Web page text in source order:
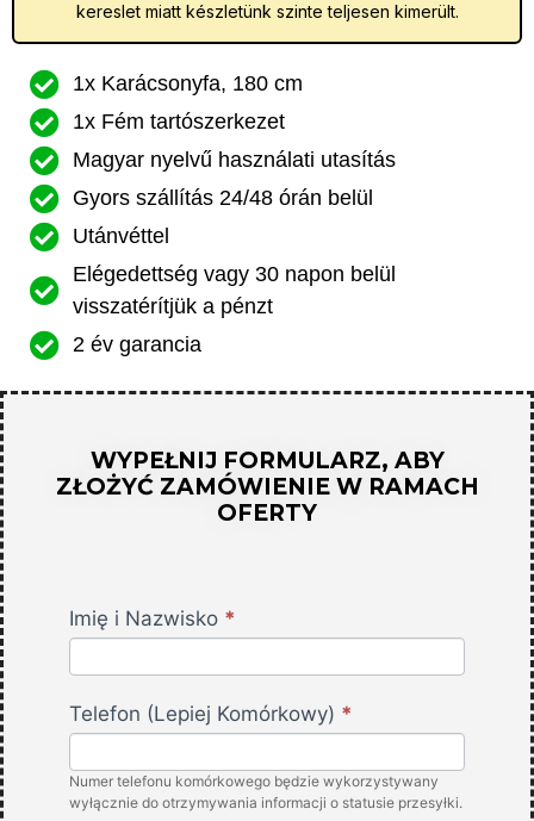
kereslet miatt készletünk szinte teljesen kimerült.
1x Karácsonyfa, 180 cm
1x Fém tartószerkezet
Magyar nyelvű használati utasítás
Gyors szállítás 24/48 órán belül
Utánvéttel
Elégedettség vagy 30 napon belül
visszatérítjük a pénzt
2 év garancia
WYPEŁNIJ FORMULARZ, ABY
ZŁOŻYĆ ZAMÓWIENIE W RAMACH
OFERTY
Christmas
Projector
-
PL
-
FlamyFox
Imię i Nazwisko *
Telefon (Lepiej Komórkowy) *
Numer telefonu komórkowego będzie wykorzystywany
wyłącznie do otrzymywania informacji o statusie przesyłki.